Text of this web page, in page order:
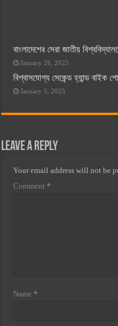
বাংলাদেশের সেরা জাতীয়
January 26, 2025
বিশ্বাসযোগ্য সেকেন্ড হ্যান্ড
January 5, 2025
Leave a Reply
Your email address will not be
Comment *
Name *